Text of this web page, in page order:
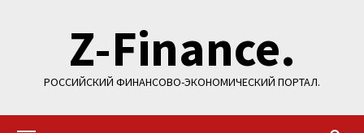
содержимомуZ-Finance.
РОССИЙСКИЙ ФИНАНСОВО-ЭКОНОМИЧЕСКИЙ ПОРТАЛ.